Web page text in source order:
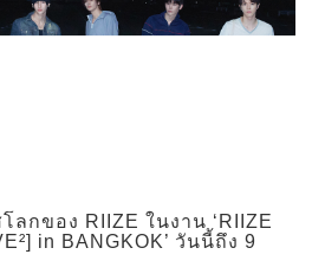
ลกของ RIIZE ในงาน ‘RIIZE
in BANGKOK’ วันนี้ถึง 9